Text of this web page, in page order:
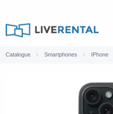
Catalogue Smartphones IPhone